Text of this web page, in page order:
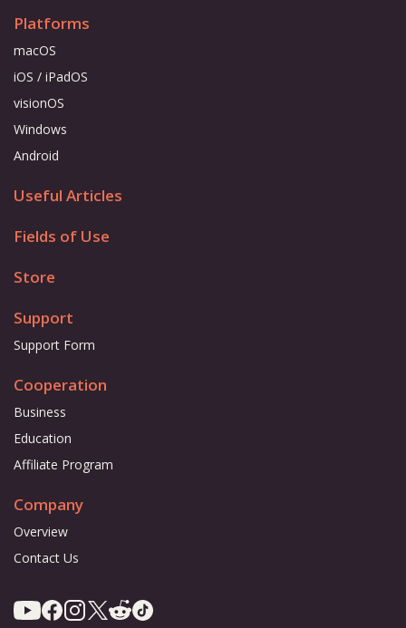
Platforms
macOS
iOS / iPadOS
visionOS
Windows
Android
Useful Articles
Fields of Use
Store
Support
Support Form
Cooperation
Business
Education
Affiliate Program
Company
Overview
Contact Us